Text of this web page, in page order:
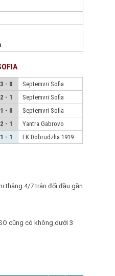
3 - 0
Septemvri Sofia
2 - 1
Septemvri Sofia
1 - 0
Septemvri Sofia
2 - 1
Yantra Gabrovo
1 - 1 FK Dobrudzha 1919
thắng 4/7 trận đối đầu gần
cũng có không dưới 3